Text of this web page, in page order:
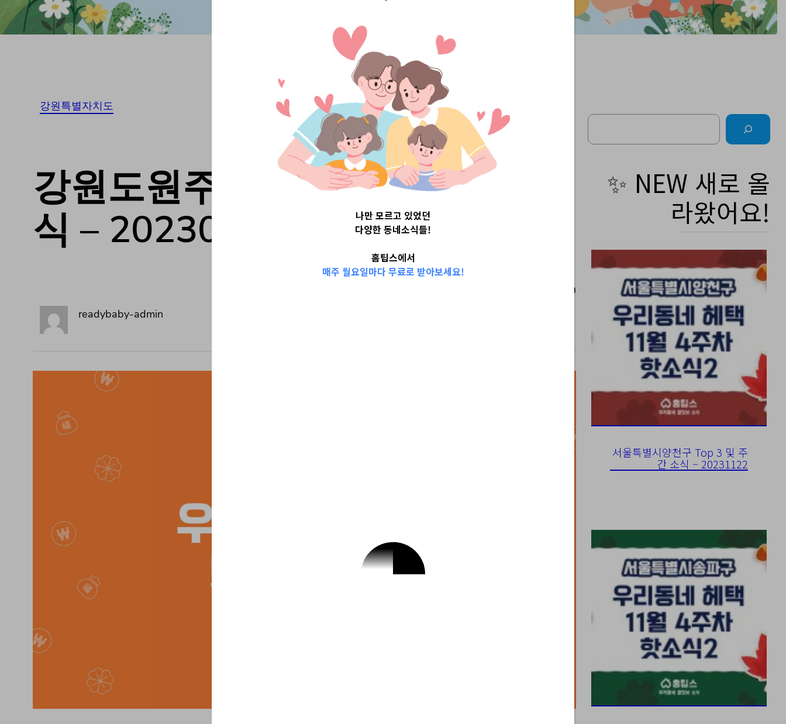
강원특별자치도
강원도원주시 Top 3 및 주간 소
식 – 20230530
2023-05-30
readybaby-admin
Search
✨ NEW 새로 올
라왔어요!
서울특별시양천구 Top 3 및 주
간 소식 – 20231122
나만 모르고 있었던
다양한 동네소식들!
홈팁스에서
매주 월요일마다 무료로 받아보세요!